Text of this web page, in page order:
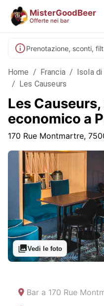
MisterGoodBeer
Offerte nei bar
Prenotazione, sconti,
Home / Francia / Isola di
/ Les Causeurs
Les
economico a
170 Rue Montmartre,
Vedi le foto
Bar a 170 Rue